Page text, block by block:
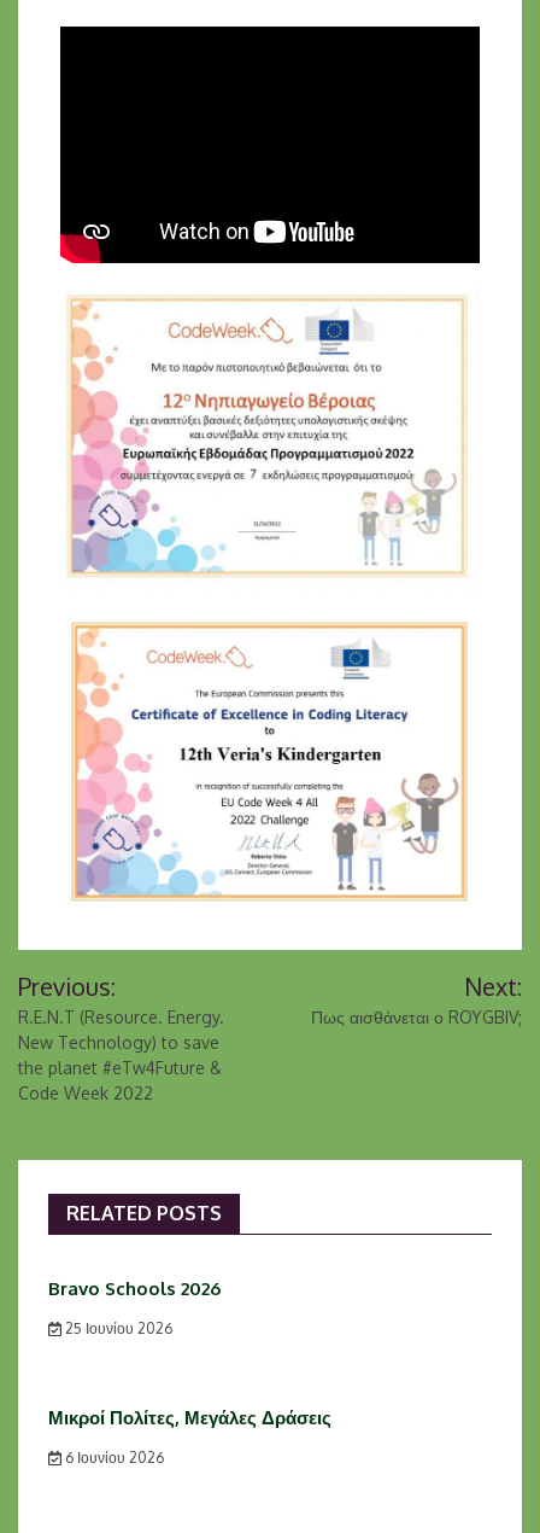
Previous:
R.E.N.T (Resource. Energy.
New Technology) to save
the planet #eTw4Future &
Code Week 2022
Next:
Πως αισθάνεται ο ROYGBIV;
RELATED POSTS
Bravo Schools 2026
25 Ιουνίου 2026
Μικροί Πολίτες, Μεγάλες Δράσεις
6 Ιουνίου 2026